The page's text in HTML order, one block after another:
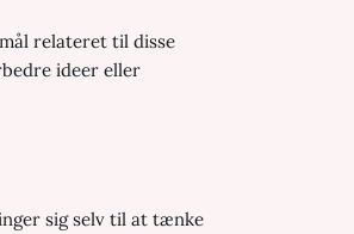
relateret til disse
ideer eller
sig selv til at tænke